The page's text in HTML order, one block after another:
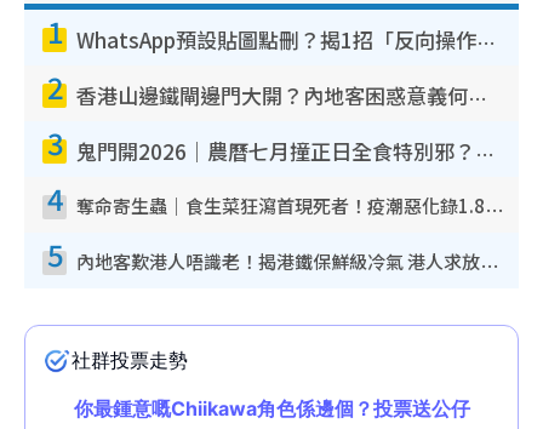
1 WhatsApp預設貼圖點刪？揭1招「反向操作」還原簡潔介面 附3步實測教學
2 香港山邊鐵閘邊門大開？內地客困惑意義何在！網民神回覆：呢種叫法理性防禦
3 鬼門開2026｜農曆七月撞正日全食特別邪？專家警告切忌做一事！揭4大禁忌+2招保平安
4 奪命寄生蟲｜食生菜狂瀉首現死者！疫潮惡化錄1.8萬宗病例 揭洗菜3大謬誤
5 內地客歎港人唔識老！揭港鐵保鮮級冷氣 港人求放過：咪投訴